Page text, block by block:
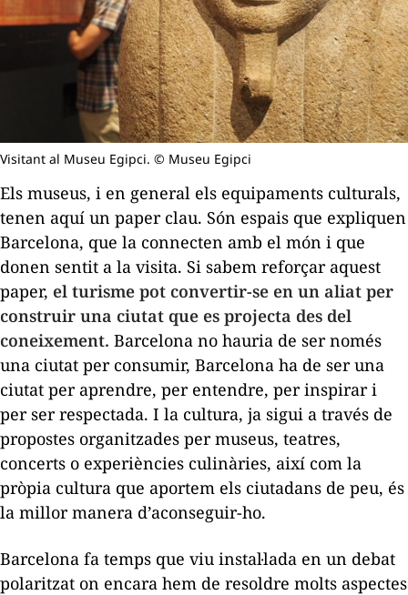
Visitant al Museu Egipci. © Museu Egipci
Els museus, i en general els equipaments culturals,
tenen aquí un paper clau. Són espais que expliquen
Barcelona, que la connecten amb el món i que
donen sentit a la visita. Si sabem reforçar aquest
paper, el turisme pot convertir-se en un aliat per
construir una ciutat que es projecta des del
coneixement. Barcelona no hauria de ser només
una ciutat per consumir, Barcelona ha de ser una
ciutat per aprendre, per entendre, per inspirar i
per ser respectada. I la cultura, ja sigui a través de
propostes organitzades per museus, teatres,
concerts o experiències culinàries, així com la
pròpia cultura que aportem els ciutadans de peu, és
la millor manera d’aconseguir-ho.
Barcelona fa temps que viu instal·lada en un debat
polaritzat on encara hem de resoldre molts aspectes